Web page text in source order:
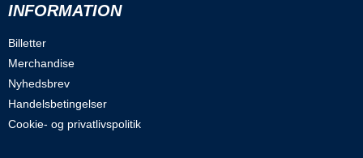
INFORMATION
Billetter
Merchandise
Nyhedsbrev
Handelsbetingelser
Cookie- og privatlivspolitik